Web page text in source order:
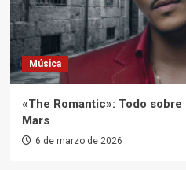
Música
«The Romantic»: Todo
Mars
6 de marzo de 2026